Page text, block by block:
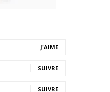
J'AIME
SUIVRE
SUIVRE